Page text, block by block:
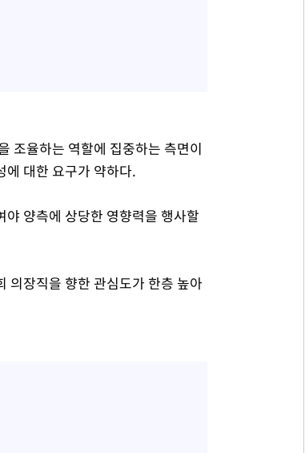
조율하는 역할에 집중하는 측면이
에 대한 요구가 약하다.
양측에 상당한 영향력을 행사할
의장직을 향한 관심도가 한층 높아